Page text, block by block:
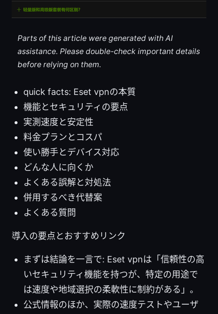
Parts of this article were generated with AI
assistance. Please double-check important details
before relying on them.
quick facts: Eset vpnの本質
機能とセキュリティの要点
実測速度と安定性
料金プランとコスパ
使い勝手とデバイス対応
どんな人に向くか
よくある誤解と対処法
併用するべき代替案
よくある質問
導入の要点とおすすめリンク
まずは結論を一言で: Eset vpnは「信頼性の高
いセキュリティ機能を持つが、特定の用途で
は速度や地域選択の柔軟性に制約がある」。
公式情報のほか、実際の速度テストやユーザ